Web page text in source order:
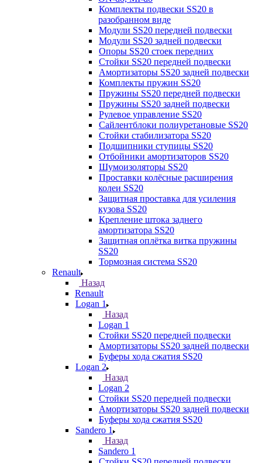
Комплекты подвески SS20 в
разобранном виде
Модули SS20 передней подвески
Модули SS20 задней подвески
Опоры SS20 стоек передних
Стойки SS20 передней подвески
Амортизаторы SS20 задней подвески
Комплекты пружин SS20
Пружины SS20 передней подвески
Пружины SS20 задней подвески
Рулевое управление SS20
Сайлентблоки полиуретановые SS20
Стойки стабилизатора SS20
Подшипники ступицы SS20
Отбойники амортизаторов SS20
Шумоизоляторы SS20
Проставки колёсные расширения
колеи SS20
Защитная проставка для усиления
кузова SS20
Крепление штока заднего
амортизатора SS20
Защитная оплётка витка пружины
SS20
Тормозная система SS20
Renault
Назад
Renault
Logan 1
Назад
Logan 1
Стойки SS20 передней подвески
Амортизаторы SS20 задней подвески
Буферы хода сжатия SS20
Logan 2
Назад
Logan 2
Стойки SS20 передней подвески
Амортизаторы SS20 задней подвески
Буферы хода сжатия SS20
Sandero 1
Назад
Sandero 1